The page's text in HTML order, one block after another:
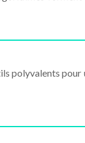
polyvalents